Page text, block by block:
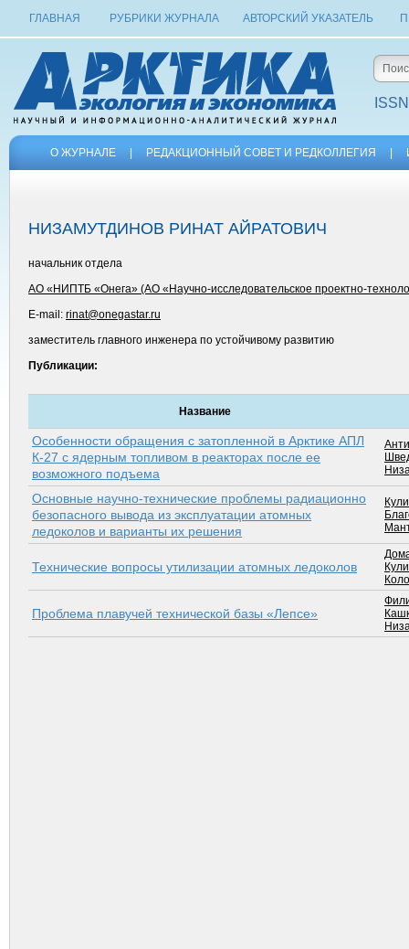
ГЛАВНАЯ РУБРИКИ ЖУРНАЛА АВТОРСКИЙ УКАЗАТЕЛЬ
О ЖУРНАЛЕ РЕДАКЦИОННЫЙ СОВЕТ И РЕДКОЛЛЕГИЯ
НИЗАМУТДИНОВ РИНАТ АЙРАТОВИЧ
начальник отдела
АО «НИПТБ «Онега» (АО «Научно-исследовательское проектно-
E-mail: rinat@onegastar.ru
заместитель главного инженера по устойчивому развитию
Публикации:
Название
Особенности обращения с затопленной в Арктике АПЛ
К-27 с ядерным топливом в реакторах после ее
возможного подъема
Основные научно-технические проблемы радиационно
безопасного вывода из эксплуатации атомных
ледоколов и варианты их решения
Технические вопросы утилизации атомных ледоколов
Проблема плавучей технической базы «Лепсе»